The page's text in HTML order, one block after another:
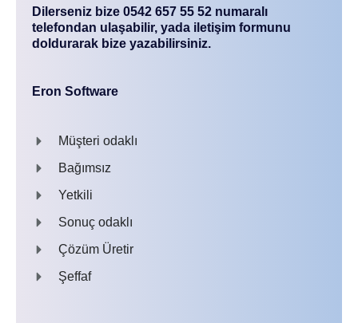
Dilerseniz bize 0542 657 55 52 numaralı
telefondan ulaşabilir, yada iletişim formunu
doldurarak bize yazabilirsiniz.
Eron Software
Müşteri odaklı
Bağımsız
Yetkili
Sonuç odaklı
Çözüm Üretir
Şeffaf